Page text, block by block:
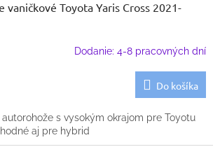
vaničkové Toyota Yaris Cross 2021-
Dodanie: 4-8 pracovných dní
Do košíka
s vysokým okrajom pre Toyotu
aj pre hybrid